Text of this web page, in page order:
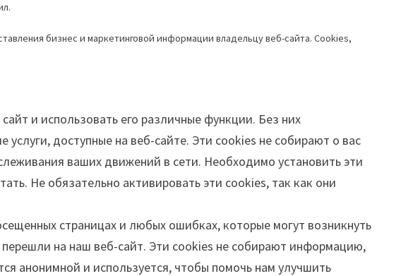
бизнес и маркетинговой информации владельцу веб-сайта. Cookies,
и использовать его различные функции. Без них
доступные на веб-сайте. Эти cookies не собирают о вас
ваших движений в сети. Необходимо установить эти
Не обязательно активировать эти cookies, так как они
страницах и любых ошибках, которые могут возникнуть
на наш веб-сайт. Эти cookies не собирают информацию,
анонимной и используется, чтобы помочь нам улучшить